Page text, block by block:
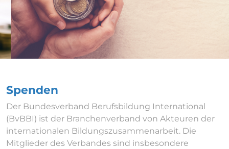
Spenden
Der Bundesverband Berufsbildung International
(BvBBI) ist der Branchenverband von Akteuren der
internationalen Bildungszusammenarbeit. Die
Mitglieder des Verbandes sind insbesondere